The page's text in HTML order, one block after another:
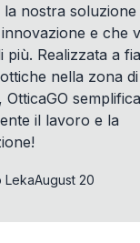
la nostra
e che
più. Realizzata a
nella zona di
OtticaGO semplifica
il lavoro e la
LekaAugust 20